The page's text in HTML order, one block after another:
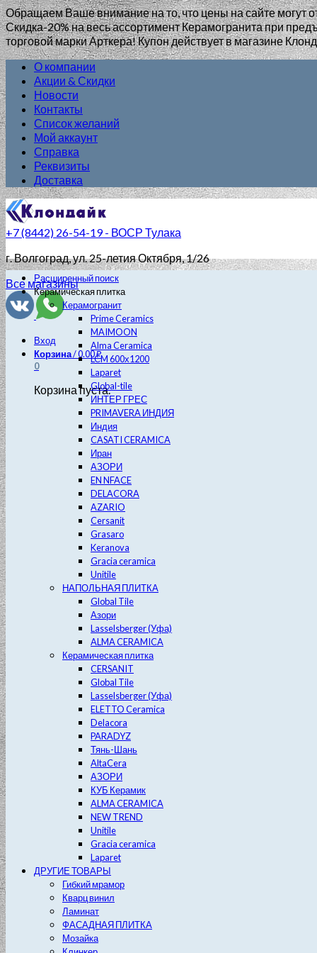
Обращаем Ваше внимание на то, что цены на сайте могут
Скидка-20% на весь ассортимент Керамогранита при
торговой марки Арткера! Купон действует в магазине
О компании
Акции & Скидки
Новости
Контакты
Список желаний
Мой аккаунт
Справка
Реквизиты
Доставка
+7 (8442) 26-54-19 - ВОСР Тулака
г. Волгоград, ул. 25-летия Октября, 1/26
Все магазины
Вход
Корзина/0.00₽
0
Корзина пуста.
Расширенный поиск
Керамическая плитка
Керамогранит
Prime Ceramics
MAIMOON
Alma Ceramica
LCM 600х1200
Laparet
Global-tile
ИНТЕР ГРЕС
PRIMAVERA ИНДИЯ
Индия
CASATI CERAMICA
Иран
АЗОРИ
EN NFACE
DELACORA
AZARIO
Cersanit
Grasaro
Keranova
Gracia ceramica
Unitile
НАПОЛЬНАЯ ПЛИТКА
Global Tile
Азори
Lasselsberger (Уфа)
ALMA CERAMICA
Керамическая плитка
CERSANIT
Global Tile
Lasselsberger (Уфа)
ELETTO Ceramica
Delacora
PARADYZ
Тянь-Шань
AltaCera
АЗОРИ
КУБ Керамик
ALMA CERAMICA
NEW TREND
Unitile
Gracia ceramica
Laparet
ДРУГИЕ ТОВАРЫ
Гибкий мрамор
Кварц винил
Ламинат
ФАСАДНАЯ ПЛИТКА
Мозайка